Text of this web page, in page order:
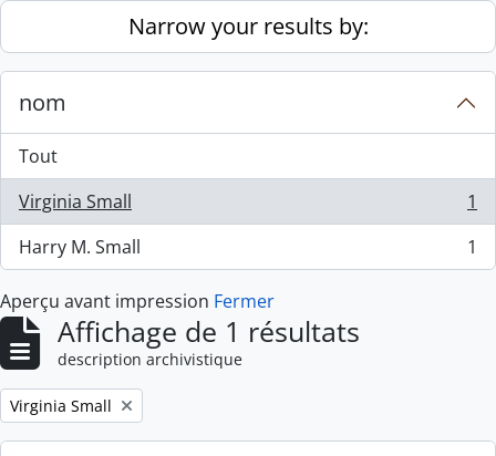
Skip to main contentNarrow your results by:
nom
Tout
Virginia Small
, 1 résultats
1
Harry M. Small
, 1 résultats 1
Aperçu avant impression Fermer
Affichage de 1 résultats
description archivistique
Remove filter:
Virginia Small